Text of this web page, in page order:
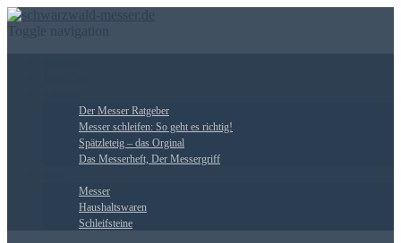
Der Messer Ratgeber
Messer schleifen: So geht es richtig!
Spätzleteig – das Orginal
Das Messerheft, Der Messergriff
Messer
Haushaltswaren
Schleifsteine